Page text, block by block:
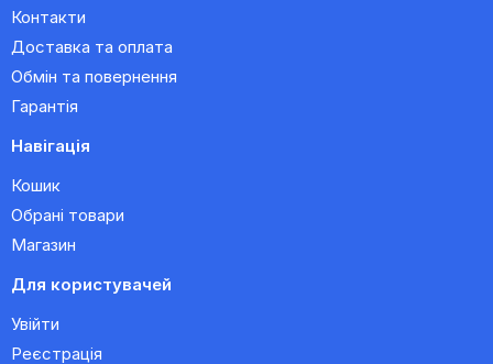
Контакти
Доставка та оплата
Обмін та повернення
Гарантія
Навігація
Кошик
Обрані товари
Магазин
Для користувачей
Увійти
Реєстрація